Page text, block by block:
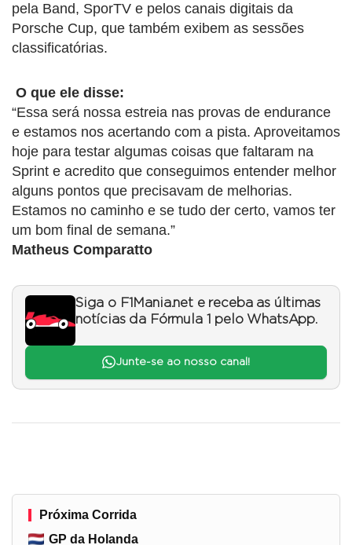
pela Band, SporTV e pelos canais digitais da
Porsche Cup, que também exibem as sessões
classificatórias.
O que ele disse:
“Essa será nossa estreia nas provas de endurance
e estamos nos acertando com a pista. Aproveitamos
hoje para testar algumas coisas que faltaram na
Sprint e acredito que conseguimos entender melhor
alguns pontos que precisavam de melhorias.
Estamos no caminho e se tudo der certo, vamos ter
um bom final de semana.”
Matheus Comparatto
Siga o F1Mania.net e receba as últimas
notícias da Fórmula 1 pelo WhatsApp.
Junte-se ao nosso canal!
Próxima Corrida
GP da Holanda